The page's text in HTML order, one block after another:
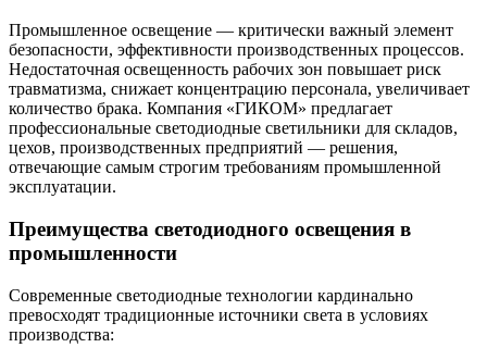
Промышленное освещение — критически важный элемент
безопасности, эффективности производственных процессов.
Недостаточная освещенность рабочих зон повышает риск
травматизма, снижает концентрацию персонала, увеличивает
количество брака. Компания «ГИКОМ» предлагает
профессиональные светодиодные светильники для складов,
цехов, производственных предприятий — решения,
отвечающие самым строгим требованиям промышленной
эксплуатации.
Преимущества светодиодного освещения в
промышленности
Современные светодиодные технологии кардинально
превосходят традиционные источники света в условиях
производства: